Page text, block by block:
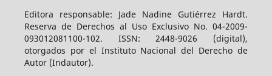
Editora responsable: Jade Nadine Gutiérrez Hardt.
Reserva de Derechos al Uso Exclusivo No. 04-2009-
093012081100-102. ISSN: 2448-9026 (digital),
otorgados por el Instituto Nacional del Derecho de
Autor (Indautor).